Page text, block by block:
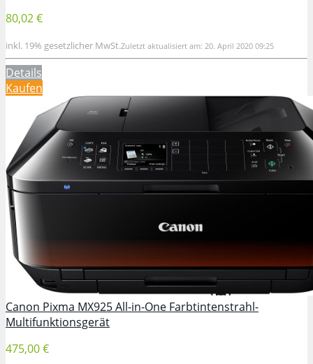
80,02 €
inkl. 19% gesetzlicher MwSt.Zuletzt aktualisiert am: 20. April 2020 09:25
Details
Kaufen
Canon Pixma MX925 All-in-One Farbtintenstrahl-
Multifunktionsgerät
475,00 €